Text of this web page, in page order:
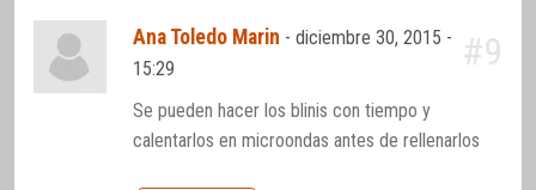
Ana Toledo Marin -diciembre 30, 2015 -
15:29
#9
Se pueden hacer los blinis con tiempo y
calentarlos en microondas antes de rellenarlos